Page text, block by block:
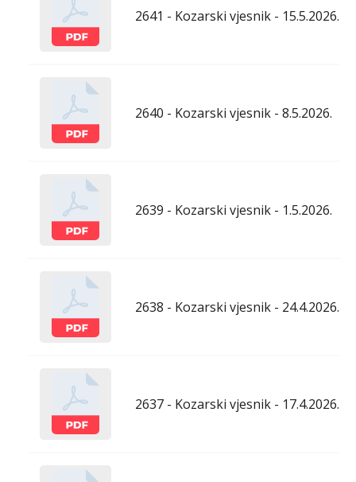
2641 - Kozarski vjesnik - 15.5.2026.
2640 - Kozarski vjesnik - 8.5.2026.
2639 - Kozarski vjesnik - 1.5.2026.
2638 - Kozarski vjesnik - 24.4.2026.
2637 - Kozarski vjesnik - 17.4.2026.